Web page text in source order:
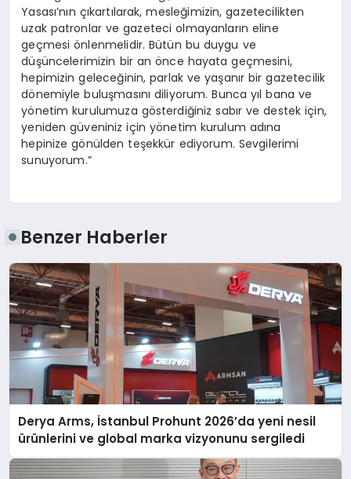
Yasası’nın çıkartılarak, mesleğimizin, gazetecilikten
uzak patronlar ve gazeteci olmayanların eline
geçmesi önlenmelidir. Bütün bu duygu ve
düşüncelerimizin bir an önce hayata geçmesini,
hepimizin geleceğinin, parlak ve yaşanır bir gazetecilik
dönemiyle buluşmasını diliyorum. Bunca yıl bana ve
yönetim kurulumuza gösterdiğiniz sabır ve destek için,
yeniden güveniniz için yönetim kurulum adına
hepinize gönülden teşekkür ediyorum. Sevgilerimi
sunuyorum.”
Benzer Haberler
Derya Arms, İstanbul Prohunt 2026’da yeni nesil
ürünlerini ve global marka vizyonunu sergiledi